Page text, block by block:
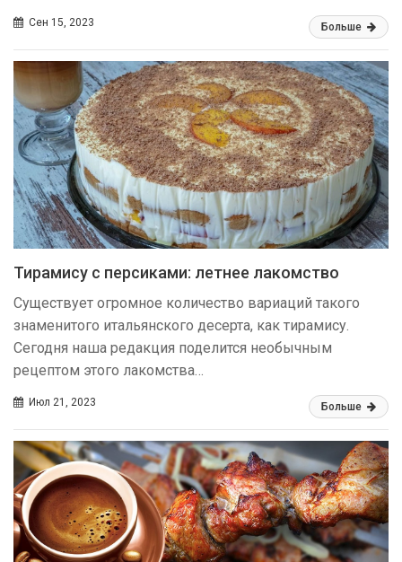
Сен 15, 2023 Больше
Тирамису с персиками: летнее лакомство
Существует огромное количество вариаций такого
знаменитого итальянского десерта, как тирамису.
Сегодня наша редакция поделится необычным
рецептом этого лакомства…
Июл 21, 2023 Больше